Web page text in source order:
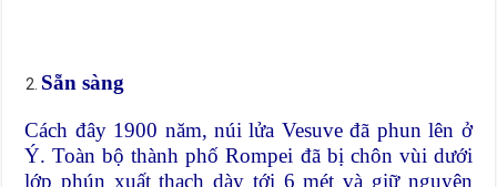
Sẵn sàng
Cách đây 1900 năm, núi lửa Vesuve đã phun lên ở
Ý. Toàn bộ thành phố Rompei đã bị chôn vùi dưới
lớp phún xuất thạch dày tới 6 mét và giữ nguyên